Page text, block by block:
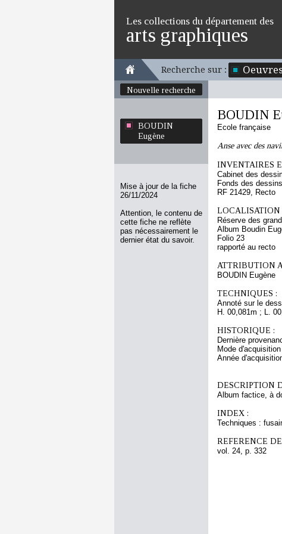
Les collections du département des
arts graphiques
Recherche sur :
Nouvelle recherche
BOUDIN
Eugène
Mise à jour de la fiche
26/11/2024
Attention, le contenu de
cette fiche ne reflète
pas nécessairement le
dernier état du savoir.
BOUDIN
Ecole française
Anse avec des
INVENTAIRES
Cabinet des
Fonds des
RF 21429, Recto
LOCALISATION
Réserve des
Album Boudin
Folio 23
rapporté au recto
ATTRIBUTION
BOUDIN Eugène
TECHNIQUES :
Annoté sur le
H. 00,081m ; L.
HISTORIQUE :
Dernière
Mode
Année
DESCRIPTION
Album factice, à
INDEX :
Techniques :
REFERENCE
vol. 24, p. 332